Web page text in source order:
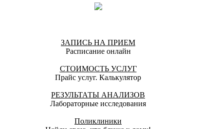
ЗАПИСЬ НА ПРИЕМ
Расписание онлайн
СТОИМОСТЬ УСЛУГ
Прайс услуг. Калькулятор
РЕЗУЛЬТАТЫ АНАЛИЗОВ
Лабораторные исследования
Поликлиники